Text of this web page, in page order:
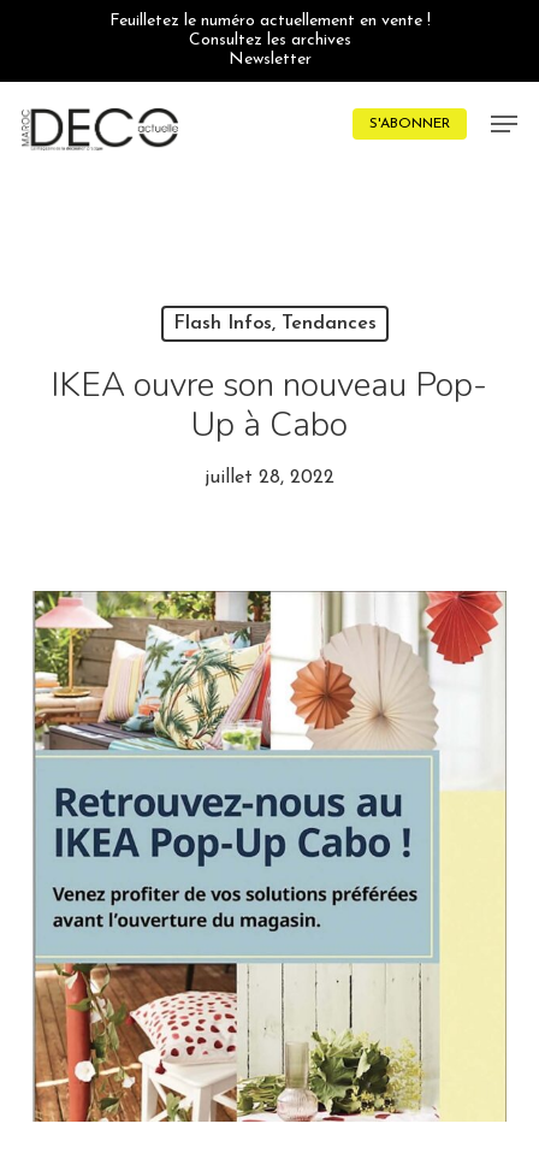
Feuilletez le numéro actuellement en vente !
Consultez les archives
Newsletter
S'ABONNER
Flash Infos, Tendances
IKEA ouvre son nouveau Pop-
Up à Cabo
juillet 28, 2022